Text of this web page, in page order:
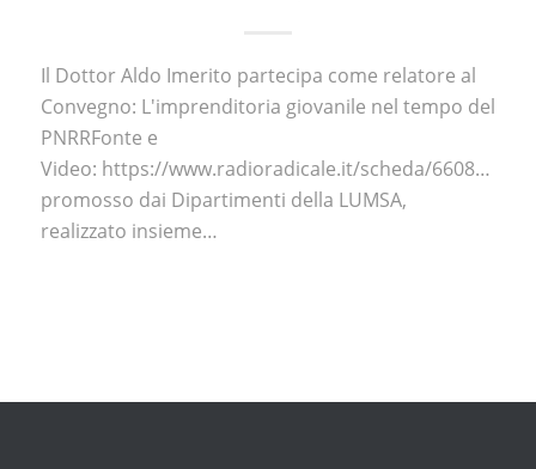
Il Dottor Aldo Imerito partecipa come relatore al
Convegno: L'imprenditoria giovanile nel tempo del
PNRRFonte e
Video: https://www.radioradicale.it/scheda/
promosso dai Dipartimenti della LUMSA,
realizzato insieme…